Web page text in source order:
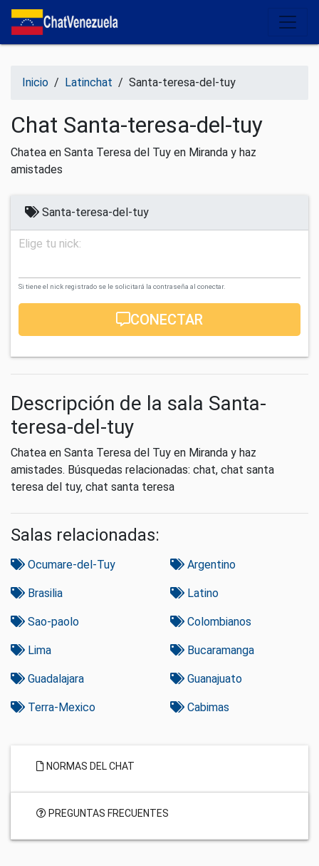
Salir del contenido
Inicio / Latinchat / Santa-teresa-del-tuy
Chat Santa-teresa-del-tuy
Chatea en Santa Teresa del Tuy en Miranda y haz
amistades
Santa-teresa-del-tuy
Elige tu nick:
Si tiene el nick registrado se le solicitará la contraseña al conectar.
CONECTAR
Descripción de la sala Santa-
teresa-del-tuy
Chatea en Santa Teresa del Tuy en Miranda y haz
amistades. Búsquedas relacionadas: chat, chat santa
teresa del tuy, chat santa teresa
Salas relacionadas:
Ocumare-del-Tuy Argentino
Brasilia Latino
Sao-paolo Colombianos
Lima Bucaramanga
Guadalajara Guanajuato
Terra-Mexico Cabimas
NORMAS DEL CHAT
PREGUNTAS FRECUENTES